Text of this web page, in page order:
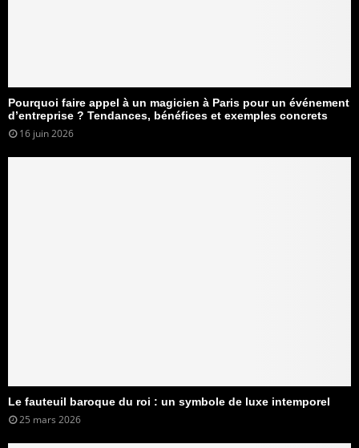
Pourquoi faire appel à un magicien à Paris pour un événement
d’entreprise ? Tendances, bénéfices et exemples concrets
16 juin 2026
Le fauteuil baroque du roi : un symbole de luxe intemporel
25 mars 2026